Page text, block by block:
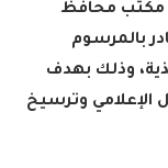
مكتب محافظ
بالمرسوم
التنفيذية، وذلك بهدف
الإعلامي وترسيخ